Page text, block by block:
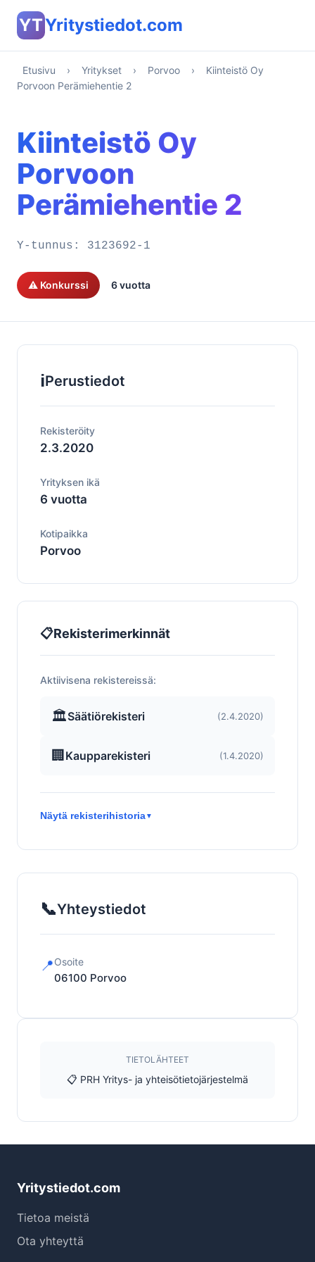
YTYritystiedot.com
Etusivu › Yritykset › Porvoo ›
Kiinteistö Oy
Porvoon Perämiehentie 2
Kiinteistö Oy
Porvoon
Perämiehentie 2
Y-tunnus: 3123692-1
⚠️ Konkurssi 6 vuotta
ℹ️Perustiedot
Rekisteröity
2.3.2020
Yrityksen ikä
6 vuotta
Kotipaikka
Porvoo
📋Rekisterimerkinnät
Aktiivisena rekistereissä:
🏛️Säätiörekisteri (2.4.2020)
🏢 Kaupparekisteri (1.4.2020)
Näytä rekisterihistoria▼
📞Yhteystiedot
📍Osoite
06100 Porvoo
TIETOLÄHTEET
📋 PRH Yritys- ja yhteisötietojärjestelmä
Yritystiedot.com
Tietoa meistä
Ota yhteyttä